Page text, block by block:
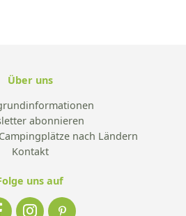
Über uns
abonnieren
nach Ländern
Kontakt
uns auf